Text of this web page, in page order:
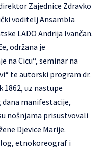
Zajednice Zdravko
voditelj Ansambla
LADO Andrija Ivančan.
održana je
na Cicu“, seminar na
te autorski program dr.
1862, uz nastupe
dana manifestacije,
nošnjama prisustvovali
Djevice Marije.
etnokoreograf i